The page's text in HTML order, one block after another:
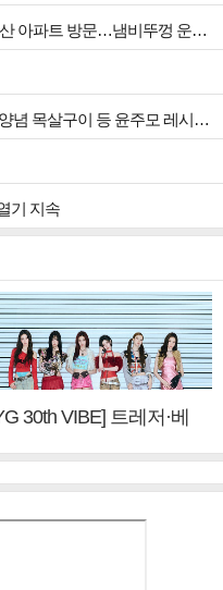
'구해줘! 홈즈' 이모란 필라테스 원장 용산 아파트 방문…냄비뚜껑 운동법 소개
'편스토랑' 이찬원, 황태해장국·무생채·양념 목살구이 등 윤주모 레시피 섭렵
기 지속
30th VIBE] 트레저·베